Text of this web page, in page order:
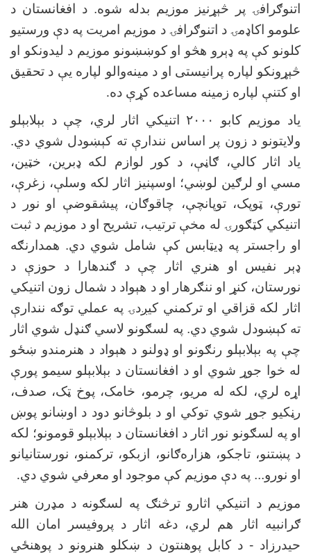
اتنوګرافۍ پر څېړنیز موزیم بدله شوه. د افغانستان د
علومو اکاډمۍ د اتنوګرافۍ د موزیم امریت په دې ورستیو
کلونو کې په ډېرو هڅو او کوښښونو موزیم د لیدونکو او
څېړونکو لپاره پرانیستی او د مینه‌والو لپاره یې د تحقیق
او کتنې لپاره زمینه مساعده کړې ده.
یاد موزیم کابو ۲۰۰۰ اتنیکي اثار لري، چې د بېلابېلو
ولایتونو د زون پر اساس نندارې ته کېښودل شوي دي.
یاد اثار کالي، ګاڼې، د کور لوازم لکه ډبرین، خټین،
مسي او لرګین لوښي؛ اوسپنیز اثار لکه وسلې، زغرې،
تورې، ټوپک، توپانچې، چاقوګان، پیشقوضې او نور د
اتنیکي کټګورۍ له مخې ترتیب، تشریح او د موزیم د ثبت
او راجستر په ډیټابس کې شامل شوي دي. همدارنګه
ډېر نفیس او هنري اثار چې د ګندهارا د حوزې د
نورستان، کنړ او ننګرهار او د هېواد د شمال زون اتنیکي
اثار لکه قزاقي او ترکمني کیږدۍ په عملي توګه نندارې
ته کېښودل شوي دي. په لسګونو لاسي ګنډل شوي اثار
چې په بېلابېلو رنګونو او ډولنو د هېواد د هنرمندو ښځو
له خوا جوړ شوي او د افغانستان د بېلابېلو سیمو پورې
اړه لري، لکه له مریو، چرمو، خامک، پوخ ټک، صدف،
رڼکیو جوړ شوي توکي او د بلوڅانو دود د اوښانو پوښ
او په لسګونو نور اثار د افغانستان د بېلابېلو قومونو؛ لکه
د پښتنو، تاجکو، هزاره‌ګانو، ازبکو، ترکمنو، نورستانیانو
او نورو... په دې موزیم کې موجود او معرفي شوي دي.
موزیم د اتنیکي اثارو ترڅنګ په لسګونه د مډرن هنر
ګرانبیه اثار هم لري، دغه اثار د پروفیسر امان الله
حیدرزاد - د کابل پوهنتون د ښکلو هنرونو د پوهنځي